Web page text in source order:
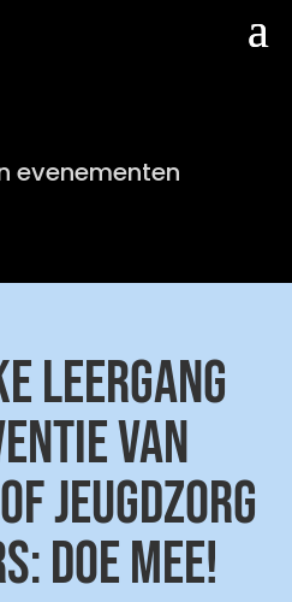
evenementen
LEERGANG
VAN
JEUGDZORG
DOE MEE!